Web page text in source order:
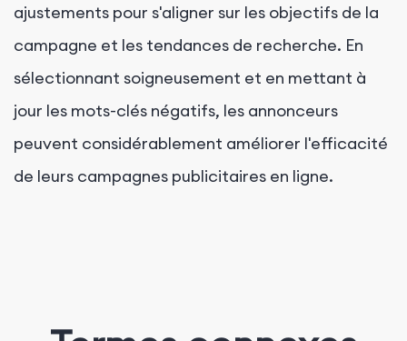
ajustements pour s'aligner sur les objectifs de la
campagne et les tendances de recherche. En
sélectionnant soigneusement et en mettant à
jour les mots-clés négatifs, les annonceurs
peuvent considérablement améliorer l'efficacité
de leurs campagnes publicitaires en ligne.